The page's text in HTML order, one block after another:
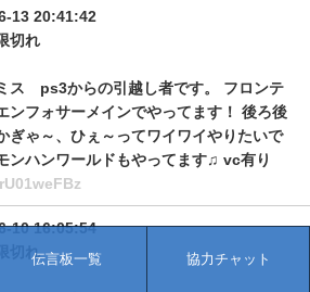
13 20:41:42
切れ
ス ps3からの引越し者です。 フロンテ
ンフォサーメインでやってます！ 後ろ後
ぎゃ～、ひぇ～ってワイワイやりたいで
ンハンワールドもやってます♫ vc有り
10 16:05:54
切れ伝言板一覧 協力チャット